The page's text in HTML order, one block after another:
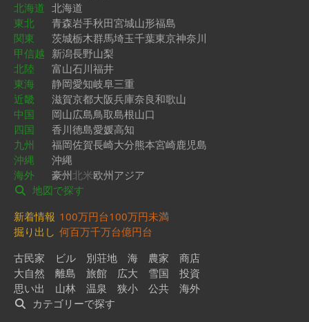
北海道 北海道
東北
青森岩手秋田宮城山形福島
関東
茨城栃木群馬埼玉千葉東京神奈川
甲信越 新潟長野山梨
北陸
富山石川福井
東海
静岡愛知岐阜三重
近畿
滋賀京都大阪兵庫奈良和歌山
中国
岡山広島鳥取島根山口
四国
香川徳島愛媛高知
九州
福岡佐賀長崎大分熊本宮崎鹿児島
沖縄
沖縄
海外
豪州北米欧州アジア
地図で探す
新着情報 100万円台100万円未満
掘り出し 何百万千万台億円台
古民家
ビル 別荘地 海 農家
商店
大自然
離島 旅館 広大 雪国
投資
思い出
山林 温泉 狭小 公共
海外
カテゴリーで探す